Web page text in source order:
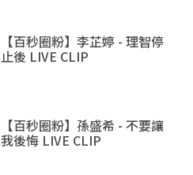
【百秒圈粉】李芷婷 - 理智停
止後 LIVE CLIP
【百秒圈粉】孫盛希 - 不要讓
我後悔 LIVE CLIP